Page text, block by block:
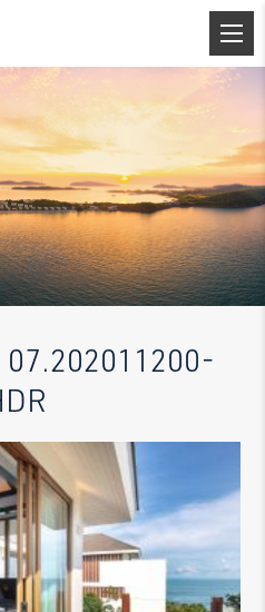
07.202011200-